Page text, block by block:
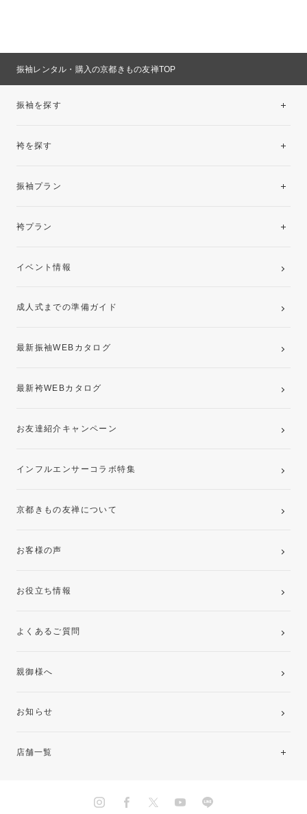
振袖レンタル・購入の京都きもの友禅TOP
振袖を探す
袴を探す
振袖プラン
レンタルプラン
袴プラン
卒業袴レンタルプラン
イベント情報
成人式までの準備ガイド
最新振袖WEBカタログ
最新袴WEBカタログ
お友達紹介キャンペーン
インフルエンサーコラボ特集
京都きもの友禅について
お客様の声
お役立ち情報
よくあるご質問
親御様へ
お知らせ
店舗一覧